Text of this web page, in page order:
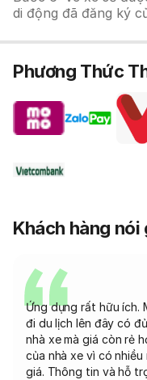
di động đã đăng ký
Phương Thức
Khách hàng
Ứng dụng rất hữu ích.
đi du lịch lên đây có
nhà xe mà giá còn rẻ
của nhà xe vì có nhiều
giá. Thông tin và hỗ